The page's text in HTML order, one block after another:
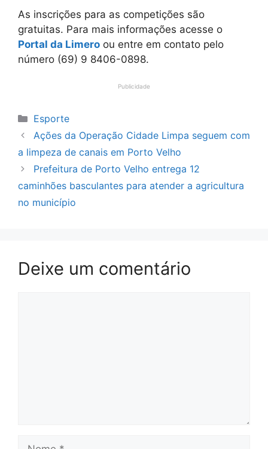
As inscrições para as competições são
gratuitas. Para mais informações acesse o
Portal da Limero ou entre em contato pelo
número (69) 9 8406-0898.
Publicidade
Categorias
Esporte
Ações da Operação Cidade Limpa seguem com
a limpeza de canais em Porto Velho
Prefeitura de Porto Velho entrega 12
caminhões basculantes para atender a agricultura
no município
Deixe um comentário
Nome